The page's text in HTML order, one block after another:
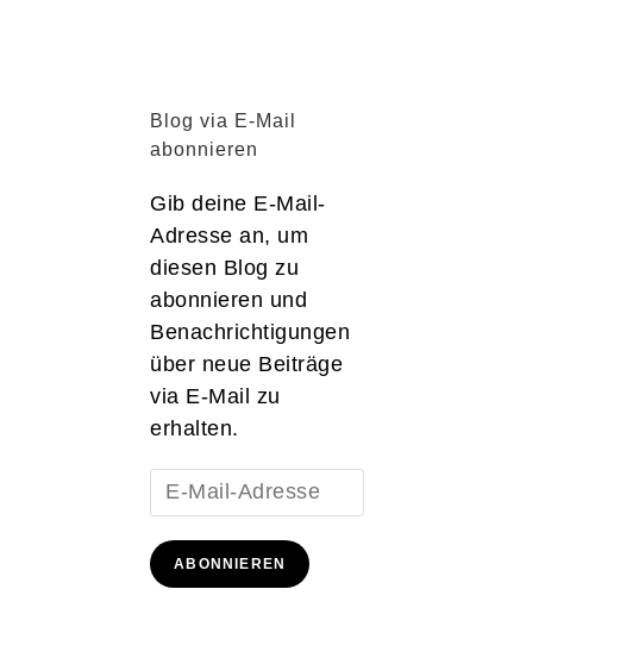
Blog via E-Mail
abonnieren
Gib deine E-Mail-
Adresse an, um
diesen Blog zu
abonnieren und
Benachrichtigungen
über neue Beiträge
via E-Mail zu
erhalten.
E-
Mail-
Adresse
ABONNIEREN